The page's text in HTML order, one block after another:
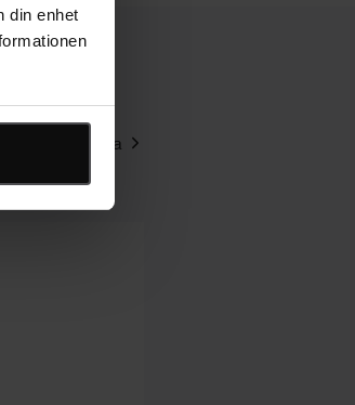
din enhet
Se alla